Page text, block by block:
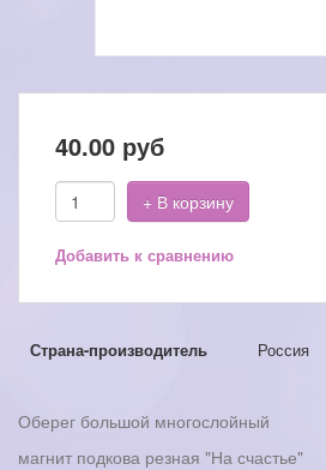
40.00 руб
+ В корзину
Добавить к сравнению
Страна-производитель Россия
Оберег большой многослойный
магнит подкова резная "На счастье"